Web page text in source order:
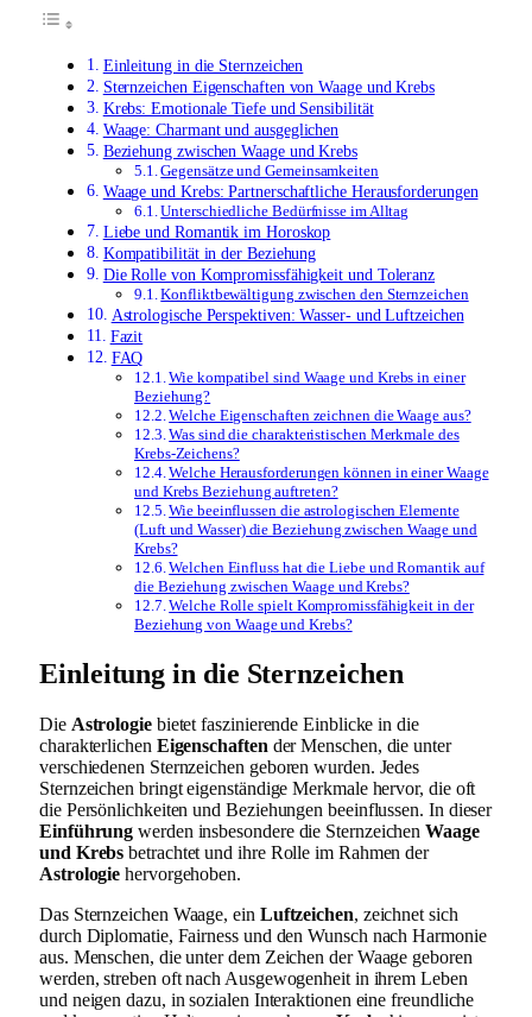
Einleitung in die Sternzeichen
Sternzeichen Eigenschaften von Waage und Krebs
Krebs: Emotionale Tiefe und Sensibilität
Waage: Charmant und ausgeglichen
Beziehung zwischen Waage und Krebs
Gegensätze und Gemeinsamkeiten
Waage und Krebs: Partnerschaftliche Herausforderungen
Unterschiedliche Bedürfnisse im Alltag
Liebe und Romantik im Horoskop
Kompatibilität in der Beziehung
Die Rolle von Kompromissfähigkeit und Toleranz
Konfliktbewältigung zwischen den Sternzeichen
Astrologische Perspektiven: Wasser- und Luftzeichen
Fazit
FAQ
Wie kompatibel sind Waage und Krebs in einer
Beziehung?
Welche Eigenschaften zeichnen die Waage aus?
Was sind die charakteristischen Merkmale des
Krebs-Zeichens?
Welche Herausforderungen können in einer Waage
und Krebs Beziehung auftreten?
Wie beeinflussen die astrologischen Elemente
(Luft und Wasser) die Beziehung zwischen Waage und
Krebs?
Welchen Einfluss hat die Liebe und Romantik auf
die Beziehung zwischen Waage und Krebs?
Welche Rolle spielt Kompromissfähigkeit in der
Beziehung von Waage und Krebs?
Einleitung in die Sternzeichen
Die Astrologiebietet faszinierende Einblicke in die
charakterlichen Eigenschaften der Menschen, die unter
verschiedenen Sternzeichen geboren wurden. Jedes
Sternzeichen bringt eigenständige Merkmale hervor, die oft
die Persönlichkeiten und Beziehungen beeinflussen. In dieser
Einführung werden insbesondere die SternzeichenWaage
und Krebs betrachtet und ihre Rolle im Rahmen der
Astrologie hervorgehoben.
Das Sternzeichen Waage, ein Luftzeichen, zeichnet sich
durch Diplomatie, Fairness und den Wunsch nach Harmonie
aus. Menschen, die unter dem Zeichen der Waage geboren
werden, streben oft nach Ausgewogenheit in ihrem Leben
und neigen dazu, in sozialen Interaktionen eine freundliche